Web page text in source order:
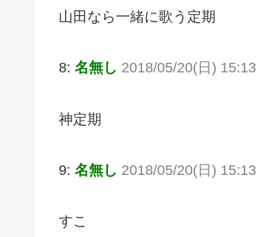
山田なら一緒に歌う定期
8: 名無し 2018/05/20(日)
神定期
9: 名無し 2018/05/20(日)
すこ